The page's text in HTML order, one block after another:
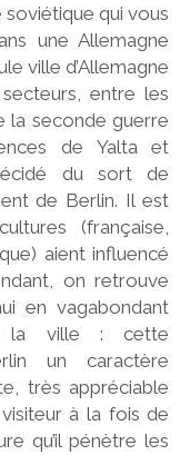
soviétique qui vous
une Allemagne
ville d’Allemagne
entre les
la seconde guerre
de Yalta et
du sort de
de Berlin. Il est
(française,
aient influencé
on retrouve
en vagabondant
la ville : cette
un caractère
très appréciable
visiteur à la fois de
qu’il pénètre les